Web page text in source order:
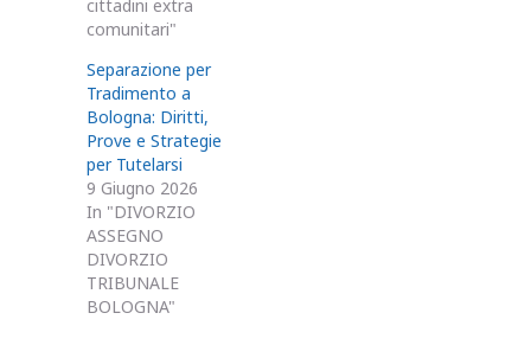
cittadini extra
comunitari"
Separazione per
Tradimento a
Bologna: Diritti,
Prove e Strategie
per Tutelarsi
9 Giugno 2026
In "DIVORZIO
ASSEGNO
DIVORZIO
TRIBUNALE
BOLOGNA"